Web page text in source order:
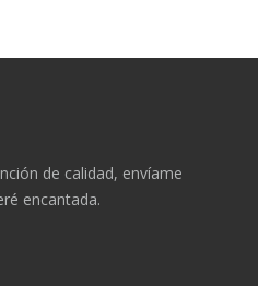
de calidad, envíame
encantada.